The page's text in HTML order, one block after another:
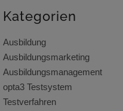
Kategorien
Ausbildung
Ausbildungsmarketing
Ausbildungsmanagement
opta3 Testsystem
Testverfahren